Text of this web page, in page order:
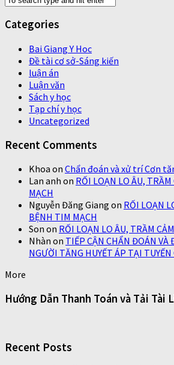
Categories
Bai Giang Y Hoc
Đề tài cơ sở-Sáng kiến
luận án
Luận văn
Sách y học
Tạp chí y học
Uncategorized
Recent Comments
Khoa on Chẩn đoán và xử trí Cơn
Lan anh on RỐI LOẠN LO ÂU,
MẠCH
Nguyễn Đăng Giang on RỐI LOẠN
BỆNH TIM MẠCH
Son on RỐI LOẠN LO ÂU, TRẦM
Nhàn on TIẾP CẬN CHẨN ĐOÁN VÀ
NGƯỜI TĂNG HUYẾT ÁP TẠI TUYẾN
More
Hướng Dẫn Thanh Toán và Tải Tài
Recent Posts